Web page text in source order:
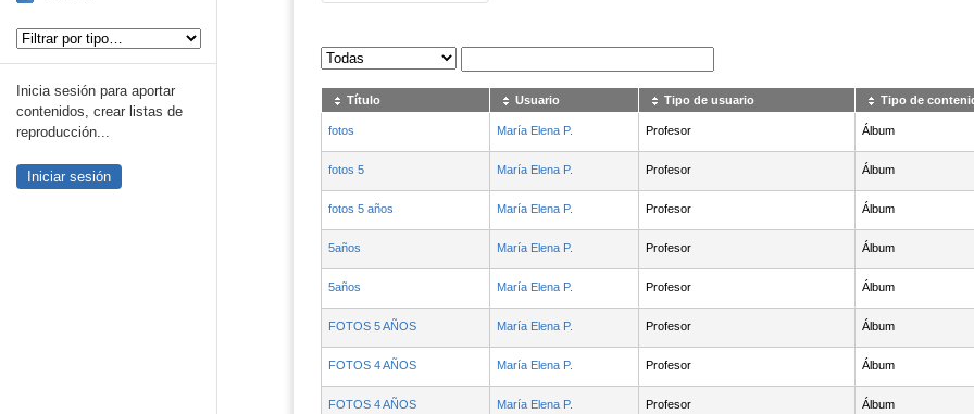
Inicia sesión para aportar
contenidos, crear listas de
reproducción...
Iniciar sesión
Sus archivos
Título Usuario Tipo de usuario Tipo de
fotos María Elena P. Profesor Álbum
fotos 5 María Elena P. Profesor Álbum
fotos 5 años María Elena P. Profesor Álbum
5años María Elena P. Profesor Álbum
5años María Elena P. Profesor Álbum
FOTOS 5 AÑOS María Elena P. Profesor Álbum
FOTOS 4 AÑOS María Elena P. Profesor Álbum
FOTOS 4 AÑOS María Elena P. Profesor Álbum